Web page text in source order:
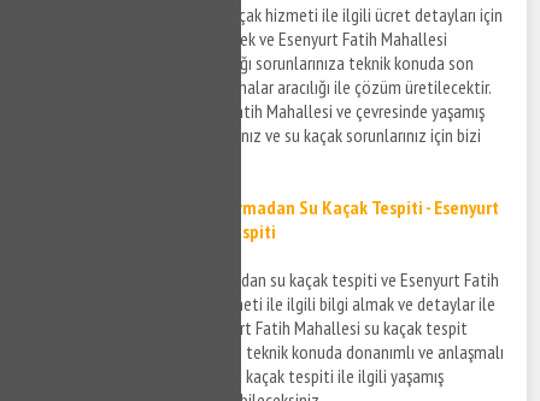
Esenyurt Fatih Mahallesi su kaçak hizmeti ile ilgili ücret detayları için
en kısa sürede size bilgi verilecek ve Esenyurt Fatih Mahallesi
bölgesinde yaşadığınız su kaçağı sorunlarınıza teknik konuda son
derece deneyimli anlaşmalı firmalar aracılığı ile çözüm üretilecektir.
Kısa süre içerisinde Esenyurt Fatih Mahallesi ve çevresinde yaşamış
olduğunuz su tesisat sorunlarınız ve su kaçak sorunlarınız için bizi
Esenyurt Fatih Mahallesi Kırmadan Su Kaçak Tespiti - Esenyurt
Fatih Mahallesi Su Kaçak Tespiti
Esenyurt Fatih Mahallesi kırmadan su kaçak tespiti ve Esenyurt Fatih
Mahallesi su kaçak bulma hizmeti ile ilgili bilgi almak ve detaylar ile
ilgili bizi arayabilirsiniz. Esenyurt Fatih Mahallesi su kaçak tespit
işlemleri ile ilgili en kısa sürede teknik konuda donanımlı ve anlaşmalı
firmalar size bilgi verecek ve su kaçak tespiti ile ilgili yaşamış